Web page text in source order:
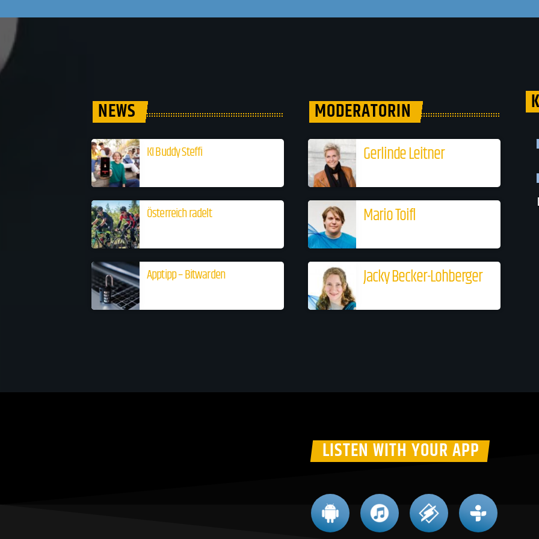
NEWS
KI Buddy Steffi
Österreich radelt
Apptipp – Bitwarden
MODERATORIN
Gerlinde Leitner
Mario Toifl
Jacky Becker-Lohberger
LISTEN WITH YOUR APP